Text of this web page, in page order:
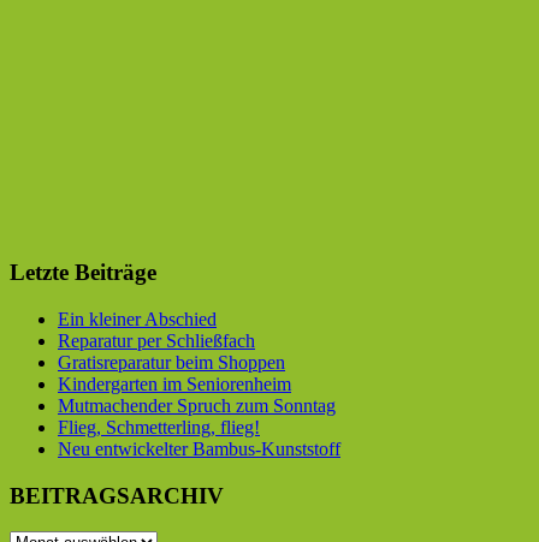
Letzte Beiträge
Ein kleiner Abschied
Reparatur per Schließfach
Gratisreparatur beim Shoppen
Kindergarten im Seniorenheim
Mutmachender Spruch zum Sonntag
Flieg, Schmetterling, flieg!
Neu entwickelter Bambus-Kunststoff
BEITRAGSARCHIV